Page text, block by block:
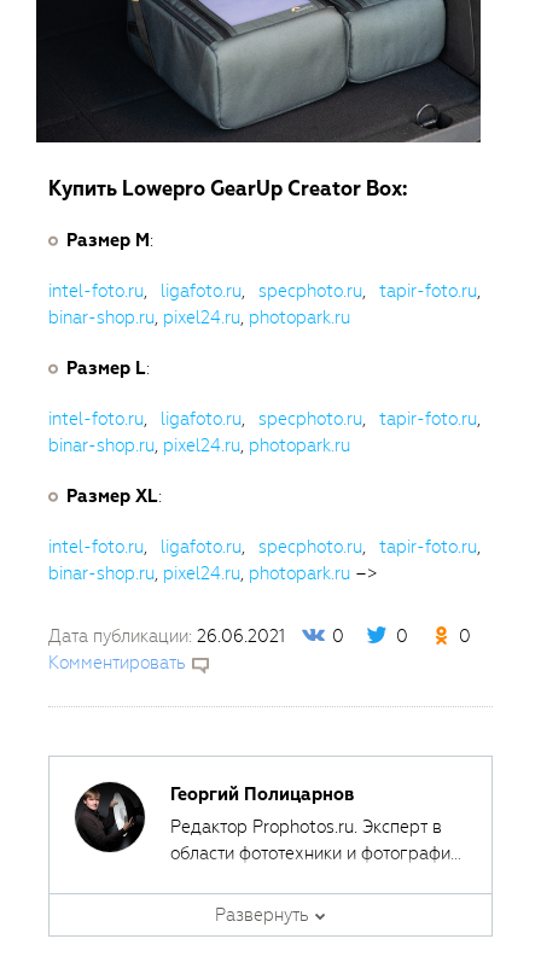
Купить Lowepro GearUp Creator Box:
Размер М:
intel-foto.ru, ligafoto.ru, specphoto.ru, tapir-foto.ru,
binar-shop.ru, pixel24.ru, photopark.ru
Размер L:
intel-foto.ru, ligafoto.ru, specphoto.ru, tapir-foto.ru,
binar-shop.ru, pixel24.ru, photopark.ru
Размер XL:
intel-foto.ru, ligafoto.ru, specphoto.ru, tapir-foto.ru,
binar-shop.ru, pixel24.ru, photopark.ru –>
Дата публикации: 26.06.2021 0 0
0
Комментировать
Георгий Полицарнов
Редактор Prophotos.ru. Эксперт в
области фототехники и фотографии,
фотооборудования с 2007 года.
Является автором ряда обучающих
Развернуть